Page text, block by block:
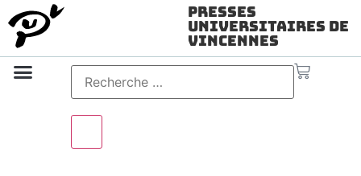
Presses
Universitaires de
Vincennes